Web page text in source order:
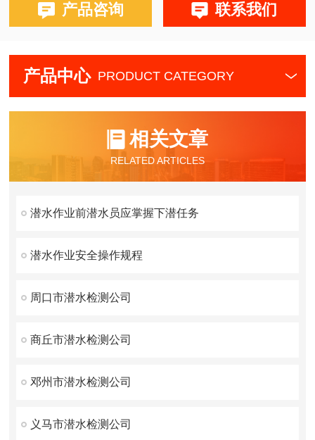
产品咨询 联系我们
产品中心 PRODUCT CATEGORY
相关文章
RELATED ARTICLES
潜水作业前潜水员应掌握下潜任务
潜水作业安全操作规程
周口市潜水检测公司
商丘市潜水检测公司
邓州市潜水检测公司
义马市潜水检测公司